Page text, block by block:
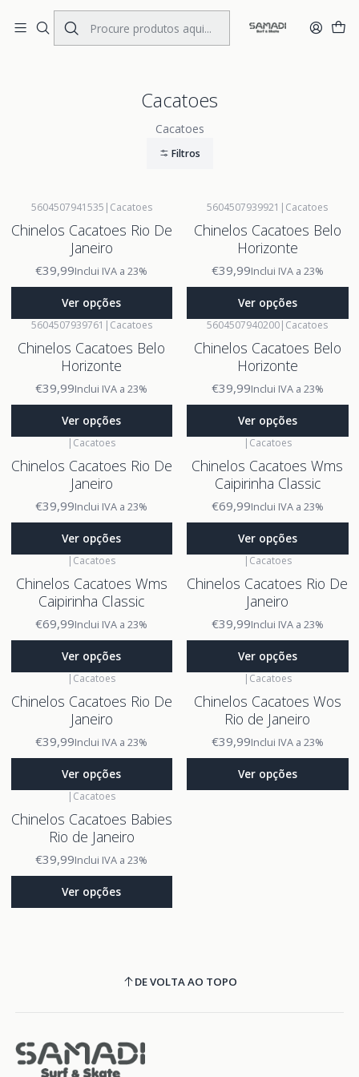
Portes Gratis Portugal e Espanha
Início BRANDS Cacatoes
Cacatoes
Cacatoes
Filtros
5604507941535 | Cacatoes
Chinelos Cacatoes Rio De
Janeiro
€39,99Inclui IVA a 23%
Ver opções
5604507939921 | Cacatoes
Chinelos Cacatoes Belo
Horizonte
€39,99Inclui IVA a 23%
Ver opções
5604507939761 | Cacatoes
Chinelos Cacatoes Belo
Horizonte
€39,99Inclui IVA a 23%
Ver opções
5604507940200| Cacatoes
Chinelos Cacatoes Belo
Horizonte
€39,99Inclui IVA a 23%
Ver opções
| Cacatoes
Chinelos Cacatoes Rio De
Janeiro
€39,99Inclui IVA a 23%
Ver opções
| Cacatoes
Chinelos Cacatoes Wms
Caipirinha Classic
€69,99Inclui IVA a 23%
Ver opções
| Cacatoes
Chinelos Cacatoes Wms
Caipirinha Classic
€69,99Inclui IVA a 23%
Ver opções
| Cacatoes
Chinelos Cacatoes Rio De
Janeiro
€39,99Inclui IVA a 23%
Ver opções
| Cacatoes
Chinelos Cacatoes Rio De
Janeiro
€39,99Inclui IVA a 23%
Ver opções
| Cacatoes
Chinelos Cacatoes Wos
Rio de Janeiro
€39,99Inclui IVA a 23%
Ver opções
| Cacatoes
Chinelos Cacatoes Babies
Rio de Janeiro
€39,99Inclui IVA a 23%
Ver opções
DE VOLTA AO TOPO